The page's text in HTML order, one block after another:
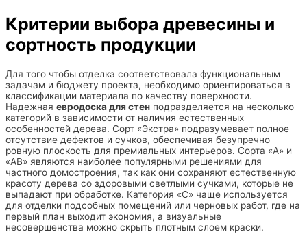
Критерии выбора древесины и
сортность продукции
Для того чтобы отделка соответствовала функциональным
задачам и бюджету проекта, необходимо ориентироваться в
классификации материала по качеству поверхности.
Надежная евродоска для стен подразделяется на несколько
категорий в зависимости от наличия естественных
особенностей дерева. Сорт «Экстра» подразумевает полное
отсутствие дефектов и сучков, обеспечивая безупречно
ровную плоскость для премиальных интерьеров. Сорта «А» и
«АВ» являются наиболее популярными решениями для
частного домостроения, так как они сохраняют естественную
красоту дерева со здоровыми светлыми сучками, которые не
выпадают при обработке. Категория «С» чаще используется
для отделки подсобных помещений или черновых работ, где на
первый план выходит экономия, а визуальные
несовершенства можно скрыть плотным слоем краски.